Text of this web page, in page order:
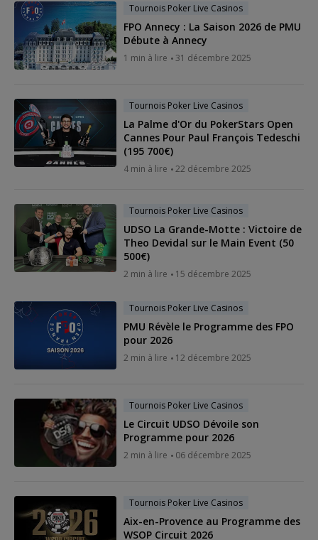
Tournois Poker Live Casinos
FPO Annecy : La Saison 2026 de PMU
Débute à Annecy
1 min à lire 31 décembre 2025
Tournois Poker Live Casinos
La Palme d'Or du PokerStars Open
Cannes Pour Paul François Tedeschi
(195 700€)
4 min à lire 22 décembre 2025
Tournois Poker Live Casinos
UDSO La Grande-Motte : Victoire de
Theo Devidal sur le Main Event (50
500€)
2 min à lire 15 décembre 2025
Tournois Poker Live Casinos
PMU Révèle le Programme des FPO
pour 2026
2 min à lire 12 décembre 2025
Tournois Poker Live Casinos
Le Circuit UDSO Dévoile son
Programme pour 2026
2 min à lire 06 décembre 2025
Tournois Poker Live Casinos
Aix-en-Provence au Programme des
WSOP Circuit 2026